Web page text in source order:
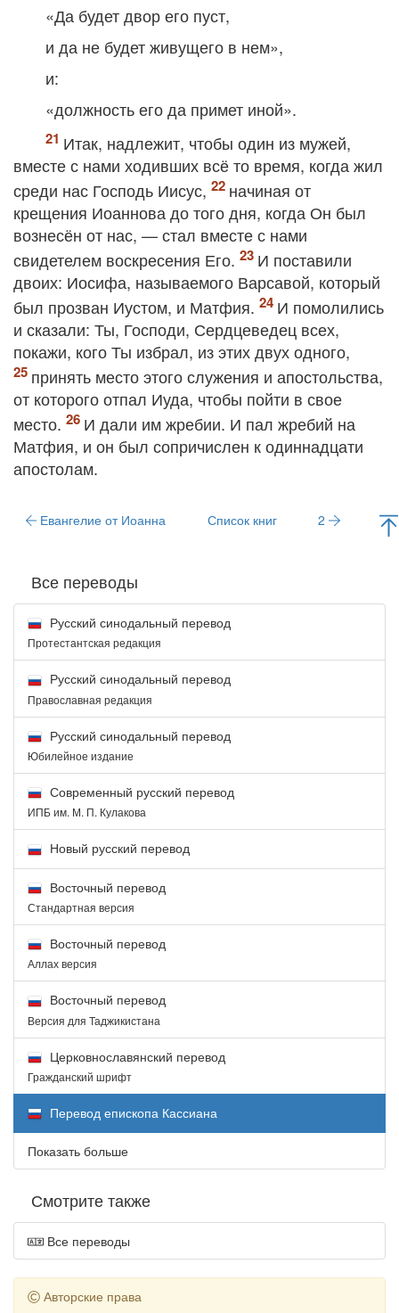
«Да будет двор его пуст,
и да не будет живущего в нем»,
и:
«должность его да примет иной».
Итак, надлежит, чтобы один из мужей,
вместе с нами ходивших всё то время, когда жил
среди нас Господь Иисус,
начиная от
крещения Иоаннова до того дня, когда Он был
вознесён от нас, — стал вместе с нами
свидетелем воскресения Его.
И поставили
двоих: Иосифа, называемого Варсавой, который
был прозван Иустом, и Матфия.
И помолились
и сказали: Ты, Господи, Сердцеведец всех,
покажи, кого Ты избрал, из этих двух одного,
принять место этого служения и апостольства,
от которого отпал Иуда, чтобы пойти в свое
место.
И дали им жребии. И пал жребий на
Матфия, и он был сопричислен к одиннадцати
апостолам.
Евангелие от Иоанна Список книг 2
Все переводы
Русский синодальный перевод
Протестантская редакция
Русский синодальный перевод
Православная редакция
Русский синодальный перевод
Юбилейное издание
Современный русский перевод
ИПБ им. М. П. Кулакова
Новый русский перевод
Восточный перевод
Стандартная версия
Восточный перевод
Аллах версия
Восточный перевод
Версия для Таджикистана
Церковнославянский перевод
Гражданский шрифт
Перевод епископа Кассиана
Показать больше
Смотрите также
Все переводы
Авторские права